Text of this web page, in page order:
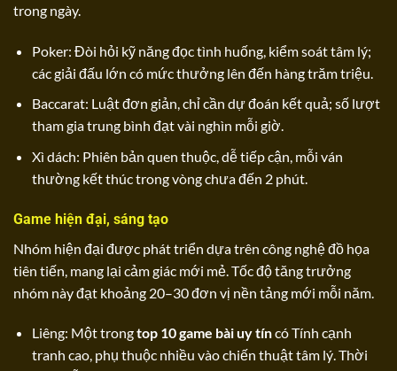
trong ngày.
Poker: Đòi hỏi kỹ năng đọc tình huống, kiểm soát tâm lý;
các giải đấu lớn có mức thưởng lên đến hàng trăm triệu.
Baccarat: Luật đơn giản, chỉ cần dự đoán kết quả; số lượt
tham gia trung bình đạt vài nghìn mỗi giờ.
Xì dách: Phiên bản quen thuộc, dễ tiếp cận, mỗi ván
thường kết thúc trong vòng chưa đến 2 phút.
Game hiện đại, sáng tạo
Nhóm hiện đại được phát triển dựa trên công nghệ đồ họa
tiên tiến, mang lại cảm giác mới mẻ. Tốc độ tăng trưởng
nhóm này đạt khoảng 20–30 đơn vị nền tảng mới mỗi năm.
Liêng: Một trongtop 10 game bài uy tíncó Tính cạnh
tranh cao, phụ thuộc nhiều vào chiến thuật tâm lý. Thời